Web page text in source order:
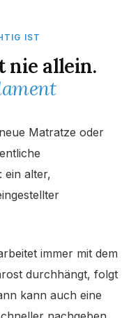
IST
nie allein.
Matratze oder
ein alter,
immer mit dem
durchhängt, folgt
kann auch eine